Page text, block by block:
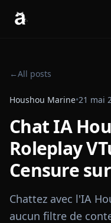
←All posts
Houshou Marine•21 mai
Chat IA
Roleplay
Censure
Chattez avec l'IA
aucun filtre de